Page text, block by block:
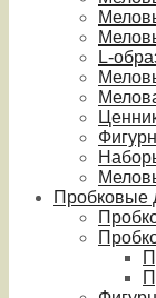
L-
Пробковые